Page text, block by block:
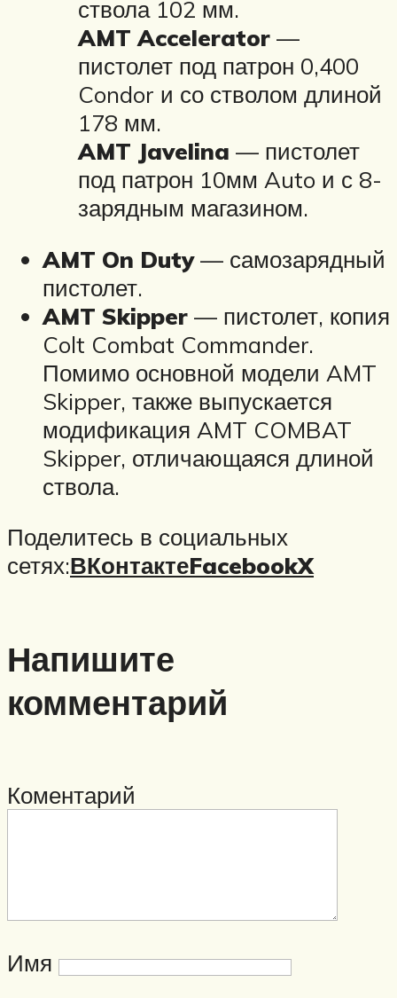
ствола 102 мм.
AMT Accelerator —
пистолет под патрон 0,400
Condor и со стволом длиной
178 мм.
AMT Javelina — пистолет
под патрон 10мм Auto и с 8-
зарядным магазином.
AMT On Duty— самозарядный
пистолет.
AMT Skipper — пистолет, копия
Colt Combat Commander.
Помимо основной модели AMT
Skipper, также выпускается
модификация AMT COMBAT
Skipper, отличающаяся длиной
ствола.
Поделитесь в социальных
сетях:ВКонтактеFacebookX
Напишите
комментарий
Коментарий
Имя